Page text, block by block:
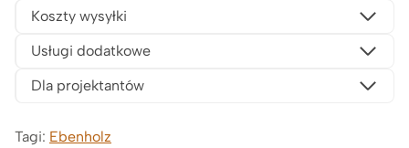
Koszty wysyłki
Usługi dodatkowe
Dla projektantów
Tagi: Ebenholz